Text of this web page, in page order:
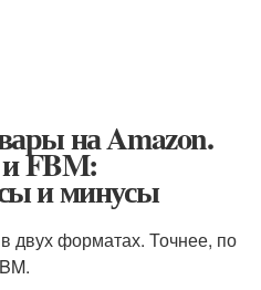
на Amazon.
FBM:
и минусы
двух форматах. Точнее, по